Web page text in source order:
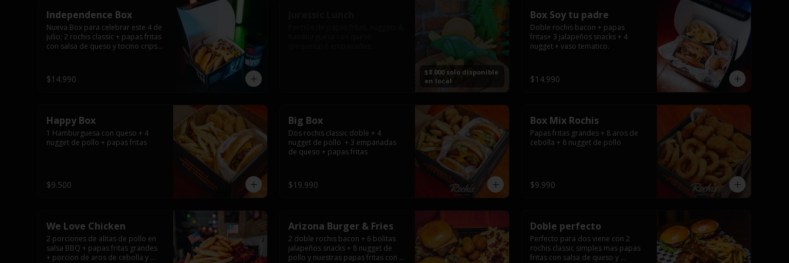
Independence Box
Nueva Box para celebrar este 4 de
julio; 2 rochis classic + papas fritas
con salsa de queso y tocino cripsy
$14.990
$8.000 solo disponible
en local
Box Soy tu padre
Doble rochis bacon + papas
fritas+ 3 jalapeños snacks + 4
nugget + vaso tematico.
$14.990
Happy Box
1 Hamburguesa con queso + 4
nugget de pollo + papas fritas
$9.500
Big Box
Dos rochis classic doble + 4
nugget de pollo  + 3 empanadas
de queso + papas fritas
$19.990
Box Mix Rochis
Papas fritas grandes + 8 aros de
cebolla + 8 nugget de pollo
$9.990
We Love Chicken
2 porciones de alitas de pollo en
salsa BBQ + papas fritas grandes
+ porcion de aros de cebolla y
Arizona Burger & Fries
2 doble rochis bacon + 6 bolitas
jalapeños snacks + 8 nugget de
pollo y nuestras papas fritas con
Doble perfecto
Perfecto para dos viene con 2
rochis classic simples mas papas
fritas con salsa de queso y